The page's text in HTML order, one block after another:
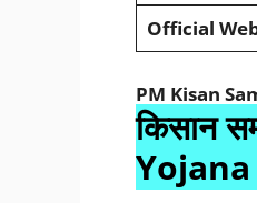
Official
PM Kisan
किसान
Yojana